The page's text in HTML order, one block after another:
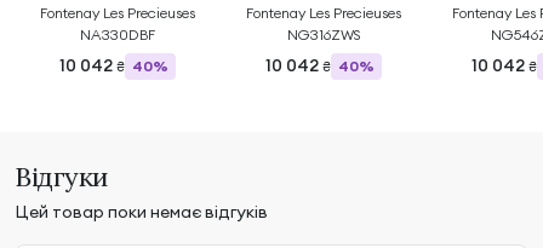
Fontenay Les Precieuses
NA330DBF
10 042 ₴ 40%
Fontenay Les Precieuses
NG316ZWS
10 042 ₴ 40%
Fontenay Les
10 042 ₴
Відгуки
Цей товар поки немає відгуків